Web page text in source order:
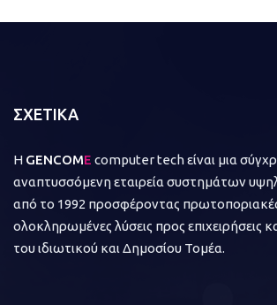
ΣΧΕΤΙΚΑ
Η GENCOME computer tech είναι μια
αναπτυσσόμενη εταιρεία συστημάτων
από το 1992 προσφέροντας
ολοκληρωμένες λύσεις προς επιχειρήσεις
του ιδιωτικού και Δημοσίου Τομέα.